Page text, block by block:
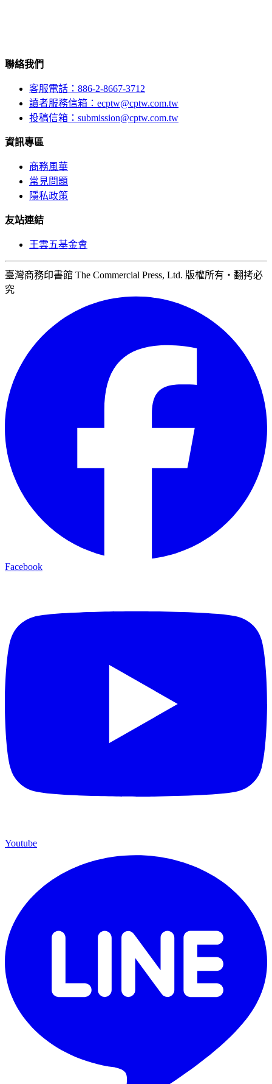
聯絡我們
客服電話：886-2-8667-3712
讀者服務信箱：ecptw@cptw.com.tw
投稿信箱： submission@cptw.com.tw
資訊專區
商務風華
常見問題
隱私政策
友站連結
王雲五基金會
臺灣商務印書館 The Commercial Press, Ltd. 版權所有‧翻拷必
究
Facebook
Youtube